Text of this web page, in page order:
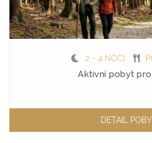
2 - 4 NOCÍ
Aktivní pobyt
DETAIL